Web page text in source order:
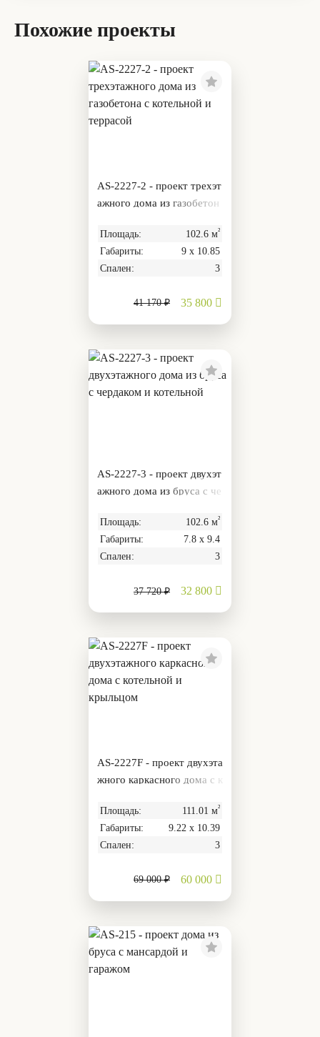
Похожие проекты
AS-2227-2 - проект трехэт
ажного дома из газобетон
Площадь: 102.6 м²
Габариты:
9 х 10.85
Спален:
3
41 170 ₽ 35 800
AS-2227-3 - проект двухэт
ажного дома из бруса с че
Площадь: 102.6 м²
Габариты:
7.8 х 9.4
Спален:
3
37 720 ₽ 32 800
AS-2227F - проект двухэта
жного каркасного дома с к
Площадь: 111.01 м²
Габариты:
9.22 х 10.39
Спален:
3
69 000 ₽ 60 000